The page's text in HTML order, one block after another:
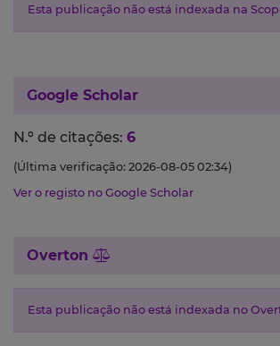
Esta publicação não está indexada na
Google Scholar
N.º de citações: 6
(Última verificação: 2026-08-05 02:34)
Ver o registo no Google Scholar
Overton
Esta publicação não está indexada no